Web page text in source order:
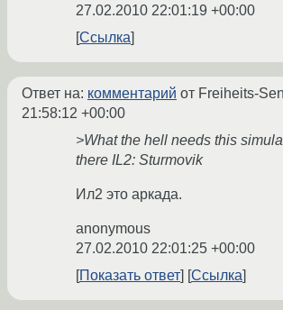
27.02.2010 22:01:19 +00:00
Ссылка
Ответ на: комментарий от Freiheits-
21:58:12 +00:00
>What the hell needs this
there IL2: Sturmovik
Ил2 это аркада.
anonymous
27.02.2010 22:01:25 +00:00
Показать ответ
Ссылка